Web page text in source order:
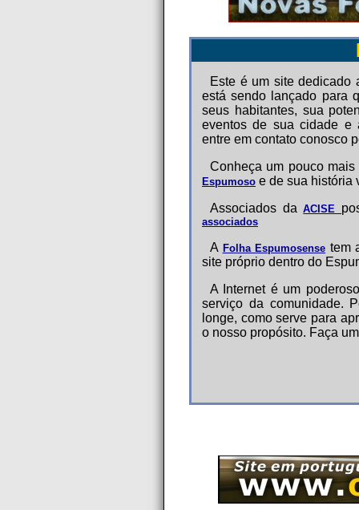
Este é um site dedicado
está sendo lançado para
seus habitantes, sua
eventos de sua cidade e
entre em contato conosco
Conheça um pouco
Espumoso e de sua história
Associados daACISE
associados
A Folha Espumosense tem
site próprio dentro do
A Internet é um
serviço da comunidade.
longe, como serve para
o nosso propósito. Faça